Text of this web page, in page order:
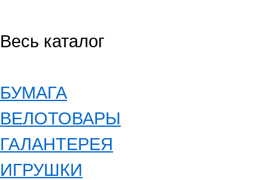
Весь каталог
БУМАГА
ВЕЛОТОВАРЫ
ГАЛАНТЕРЕЯ
ИГРУШКИ